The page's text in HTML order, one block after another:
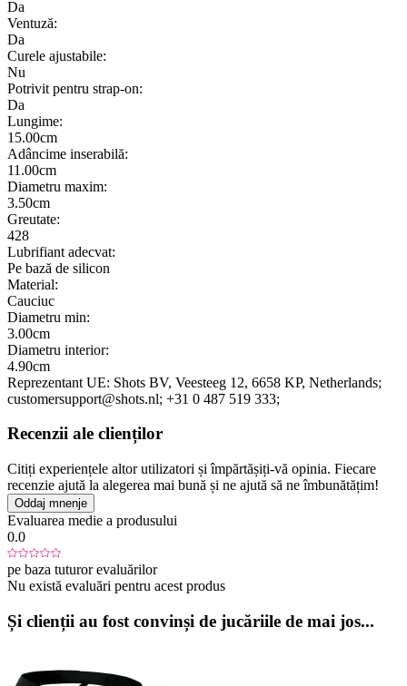
Da
Ventuză:
Da
Curele ajustabile:
Nu
Potrivit pentru strap-on:
Da
Lungime:
15.00cm
Adâncime inserabilă:
11.00cm
Diametru maxim:
3.50cm
Greutate:
428
Lubrifiant adecvat:
Pe bază de silicon
Material:
Cauciuc
Diametru min:
3.00cm
Diametru interior:
4.90cm
Reprezentant UE: Shots BV, Veesteeg 12, 6658 KP, Netherlands;
customersupport@shots.nl; +31 0 487 519 333;
Recenzii ale clienților
Citiți experiențele altor utilizatori și împărtășiți-vă opinia. Fiecare
recenzie ajută la alegerea mai bună și ne ajută să ne îmbunătățim!
Oddaj mnenje
Evaluarea medie a produsului
0.0
pe baza tuturor evaluărilor
Nu există evaluări pentru acest produs
Și clienții au fost convinși de jucăriile de mai jos...